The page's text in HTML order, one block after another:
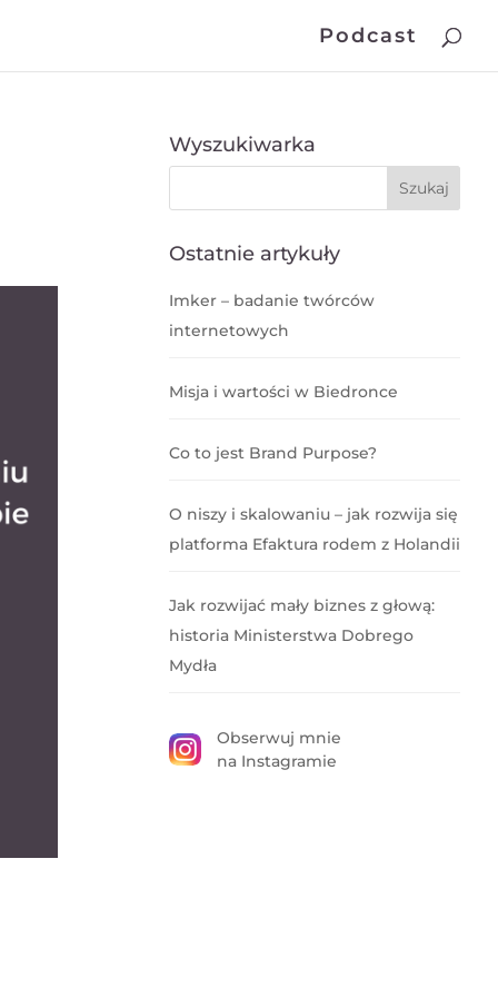
Podcast
Wyszukiwarka
Ostatnie artykuły
Imker – badanie twórców
internetowych
Misja i wartości w Biedronce
Co to jest Brand Purpose?
O niszy i skalowaniu – jak rozwija się
platforma Efaktura rodem z Holandii
Jak rozwijać mały biznes z głową:
historia Ministerstwa Dobrego
Mydła
Obserwuj mnie
na Instagramie